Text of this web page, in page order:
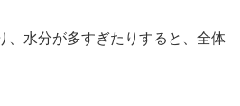
、水分が多すぎたりすると、全体